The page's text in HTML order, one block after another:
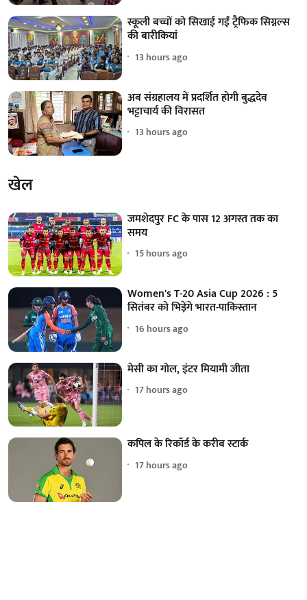
स्कूली बच्चों को सिखाई गईं ट्रैफिक सिग्नल्स
की बारीकियां
13 hours ago
अब संग्रहालय में प्रदर्शित होगी बुद्धदेव
भट्टाचार्य की विरासत
13 hours ago
खेल
जमशेदपुर FC के पास 12 अगस्त तक का
समय
15 hours ago
Women's T-20 Asia Cup 2026 : 5
सितंबर को भिड़ेंगे भारत-पाकिस्तान
16 hours ago
मेसी का गोल, इंटर मियामी जीता
17 hours ago
कपिल के रिकॉर्ड के करीब स्टार्क
17 hours ago